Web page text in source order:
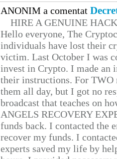
ANONIM a comentat
HIRE A GENUINE
Hello everyone, The
individuals have lost their
victim. Last October I was
invest in Crypto. I made
their instructions. For TWO
them all day, but I got no
broadcast that teaches on
ANGELS RECOVERY
funds back. I contacted the
recover my funds. I
experts saved my life by